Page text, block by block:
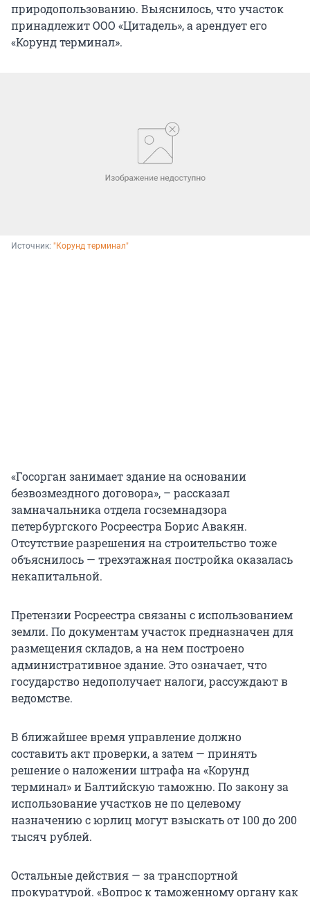
природопользованию. Выяснилось, что участок
принадлежит ООО «Цитадель», а арендует его
«Корунд терминал».
Источник: "Корунд терминал"
«Госорган занимает здание на основании
безвозмездного договора», – рассказал
замначальника отдела госземнадзора
петербургского Росреестра Борис Авакян.
Отсутствие разрешения на строительство тоже
объяснилось — трехэтажная постройка оказалась
некапитальной.
Претензии Росреестра связаны с использованием
земли. По документам участок предназначен для
размещения складов, а на нем построено
административное здание. Это означает, что
государство недополучает налоги, рассуждают в
ведомстве.
В ближайшее время управление должно
составить акт проверки, а затем — принять
решение о наложении штрафа на «Корунд
терминал» и Балтийскую таможню. По закону за
использование участков не по целевому
назначению с юрлиц могут взыскать от 100 до 200
тысяч рублей.
Остальные действия — за транспортной
прокуратурой. «Вопрос к таможенному органу как